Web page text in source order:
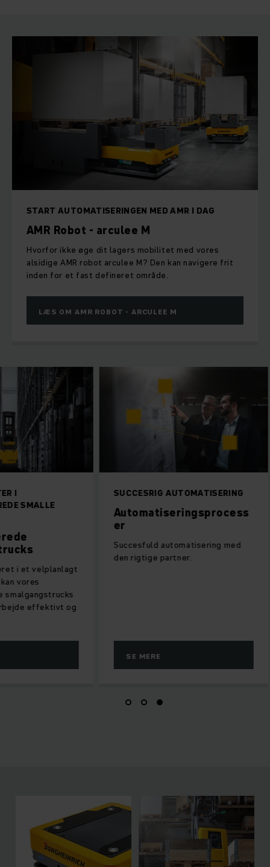
START AUTOMATISERINGEN MED AMR I DAG
AMR Robot - arculee M
Hvorfor ikke øge dit lagers mobilitet med vores
alsidige AMR robot arculee M? Den kan navigere frit
inden for et fast defineret område.
LÆS OM AMR ROBOT - ARCULEE M
I
SMALLE
i et velplanlagt
vores
smalgangstrucks
effektivt og
SUCCESRIG AUTOMATISERING
Automatiseringsprocess
er
Succesfuld automatisering med
den rigtige partner.
SE MERE